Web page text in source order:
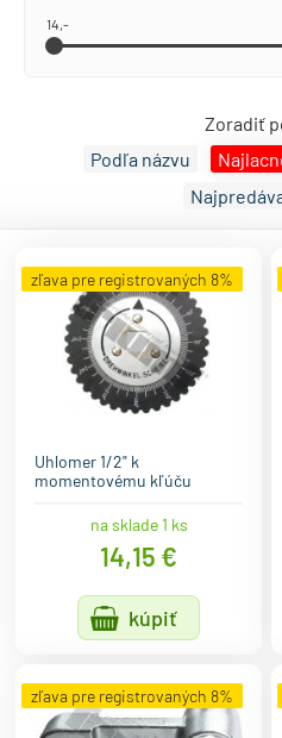
14,-
Zoradiť
Podľa názvu
zľava pre registrovaných 8%
Uhlomer 1/2" k
momentovému kľúču
na sklade 1 ks
14,15 €
kúpiť
zľava pre registrovaných 8%